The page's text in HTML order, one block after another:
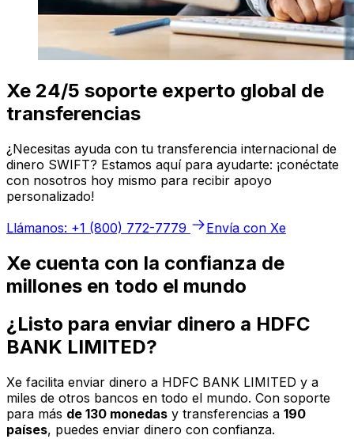
Xe 24/5 soporte experto global de
transferencias
¿Necesitas ayuda con tu transferencia internacional de
dinero SWIFT? Estamos aquí para ayudarte: ¡conéctate
con nosotros hoy mismo para recibir apoyo
personalizado!
Llámanos: +1 (800) 772-7779
Envía con Xe
Xe cuenta con la confianza de
millones en todo el mundo
¿Listo para enviar dinero a HDFC
BANK LIMITED?
Xe facilita enviar dinero a HDFC BANK LIMITED y a
miles de otros bancos en todo el mundo. Con soporte
para más de 130 monedas y transferencias a 190
países, puedes enviar dinero con confianza.